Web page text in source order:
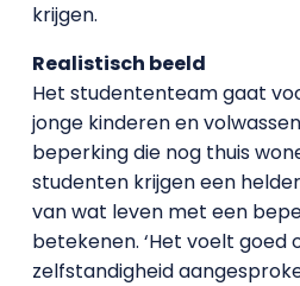
krijgen.
Realistisch beeld
Het studententeam gaat
jonge kinderen en
beperking die nog thuis
studenten krijgen een
van wat leven met een
betekenen. ‘Het voelt goed
zelfstandigheid